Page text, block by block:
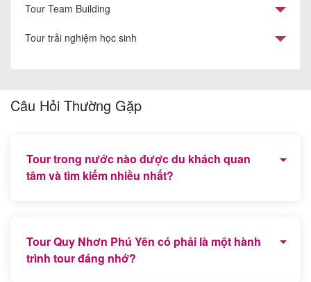
Tour Team Building
Tour trải nghiệm học sinh
Câu Hỏi Thường Gặp
Tour trong nước nào được du khách quan
tâm và tìm kiếm nhiều nhất?
khách lựa chọn và đăng ký nhiều nhất.
Tour Quy Nhơn Phú Yên có phải là một hành
trình tour đáng nhớ?